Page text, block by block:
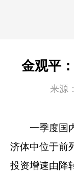
金观平
来源：
一季度国
济体中位于前
投资增速由降